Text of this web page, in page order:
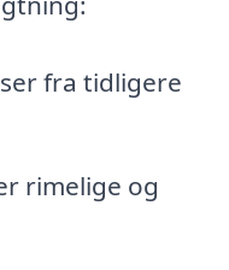
fra tidligere
rimelige og